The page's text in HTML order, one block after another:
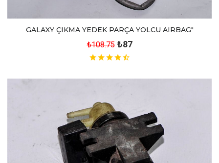
GALAXY ÇIKMA YEDEK PARÇA YOLCU AIRBAG"
₺108.75 ₺87